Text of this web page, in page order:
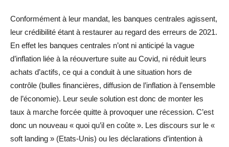
Conformément à leur mandat, les banques centrales agissent,
leur crédibilité étant à restaurer au regard des erreurs de 2021.
En effet les banques centrales n’ont ni anticipé la vague
d’inflation liée à la réouverture suite au Covid, ni réduit leurs
achats d’actifs, ce qui a conduit à une situation hors de
contrôle (bulles financières, diffusion de l’inflation à l’ensemble
de l’économie). Leur seule solution est donc de monter les
taux à marche forcée quitte à provoquer une récession. C’est
donc un nouveau « quoi qu’il en coûte ». Les discours sur le «
soft landing » (Etats-Unis) ou les déclarations d’intention à